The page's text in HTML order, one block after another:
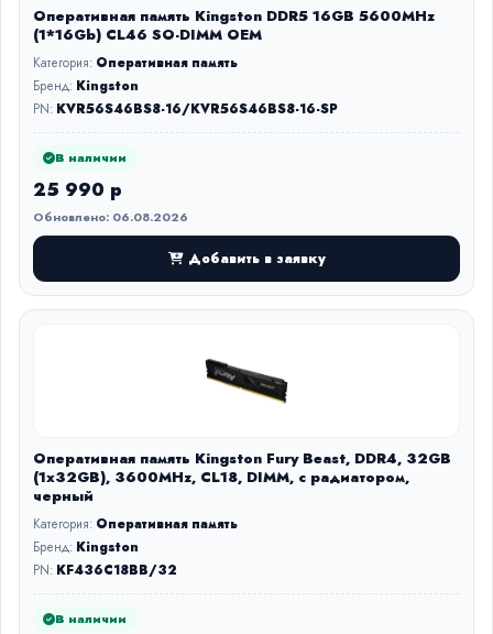
Оперативная память Kingston DDR5 16GB 5600MHz
(1*16Gb) CL46 SO-DIMM OEM
Категория: Оперативная память
Бренд: Kingston
PN: KVR56S46BS8-16/KVR56S46BS8-16-SP
В наличии
25 990 р
Обновлено: 06.08.2026
Добавить в заявку
Оперативная память Kingston Fury Beast, DDR4, 32GB
(1x32GB), 3600MHz, CL18, DIMM, с радиатором,
черный
Категория: Оперативная память
Бренд: Kingston
PN: KF436C18BB/32
В наличии